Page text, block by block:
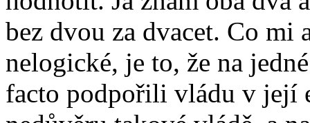
bez dvou za dvacet. Co mi
nelogické, je to, že na
facto podpořili vládu v její